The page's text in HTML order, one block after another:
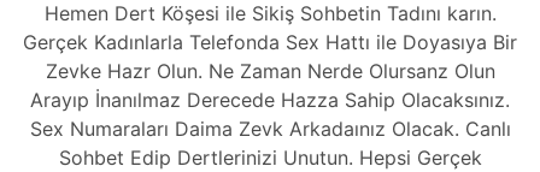
Hemen Dert Köşesi ile Sikiş Sohbetin Tadını karın.
Gerçek Kadınlarla Telefonda Sex Hattı ile Doyasıya Bir
Zevke Hazr Olun. Ne Zaman Nerde Olursanz Olun
Arayıp İnanılmaz Derecede Hazza Sahip Olacaksınız.
Sex Numaraları Daima Zevk Arkadaınız Olacak. Canlı
Sohbet Edip Dertlerinizi Unutun. Hepsi Gerçek